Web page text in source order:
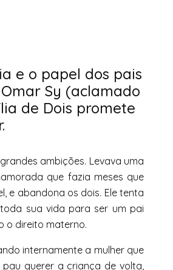
e o papel dos pais
Sy (aclamado
de Dois promete
ambições. Levava uma
que fazia meses que
e abandona os dois. Ele tenta
sua vida para ser um pai
o direito materno.
internamente a mulher que
querer a criança de volta,